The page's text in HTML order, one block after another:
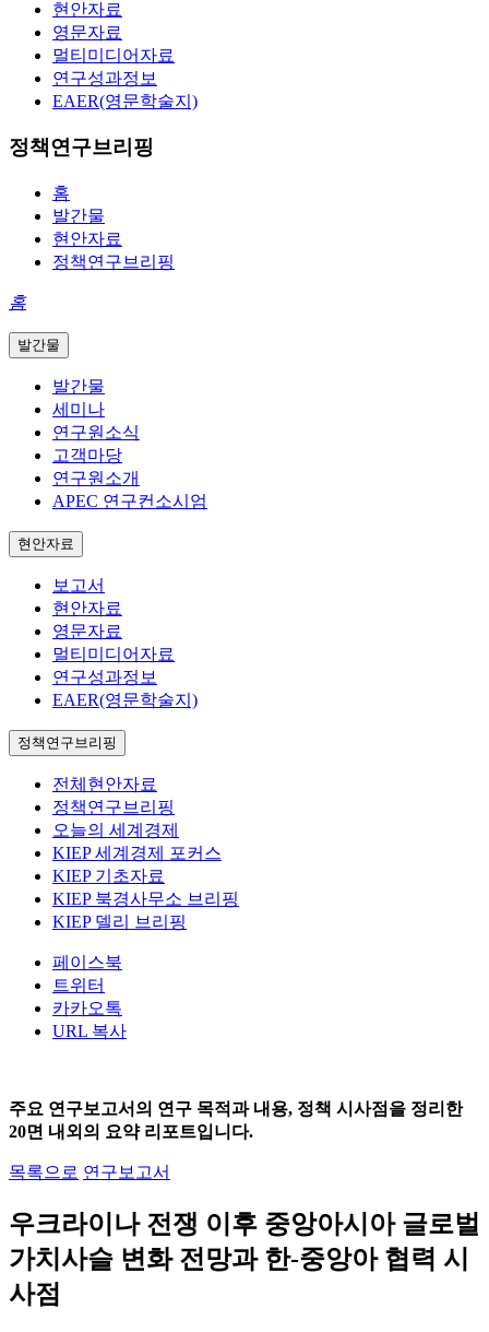
현안자료
영문자료
멀티미디어자료
연구성과정보
EAER(영문학술지)
정책연구브리핑
홈
발간물
현안자료
정책연구브리핑
홈
발간물
발간물
세미나
연구원소식
고객마당
연구원소개
APEC 연구컨소시엄
현안자료
보고서
현안자료
영문자료
멀티미디어자료
연구성과정보
EAER(영문학술지)
정책연구브리핑
전체현안자료
정책연구브리핑
오늘의 세계경제
KIEP 세계경제 포커스
KIEP 기초자료
KIEP 북경사무소 브리핑
KIEP 델리 브리핑
페이스북
트위터
카카오톡
URL 복사
주요 연구보고서의 연구 목적과 내용, 정책 시사점을 정리한
20면 내외의 요약 리포트입니다.
목록으로 연구보고서
우크라이나 전쟁 이후 중앙아시아 글로벌
가치사슬 변화 전망과 한-중앙아 협력 시
사점